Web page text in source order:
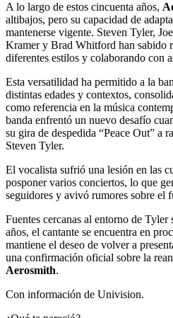
A lo largo de estos cincuenta años,
altibajos, pero su capacidad de
mantenerse vigente. Steven Tyler,
Kramer y Brad Whitford han sabido
diferentes estilos y colaborando con
Esta versatilidad ha permitido a la
distintas edades y contextos,
como referencia en la música
banda enfrentó un nuevo desafío
su gira de despedida “Peace Out” a
Steven Tyler.
El vocalista sufrió una lesión en las
posponer varios conciertos, lo que
seguidores y avivó rumores sobre el
Fuentes cercanas al entorno de Tyler
años, el cantante se encuentra en
mantiene el deseo de volver a
una confirmación oficial sobre la
Aerosmith.
Con información de Univision.